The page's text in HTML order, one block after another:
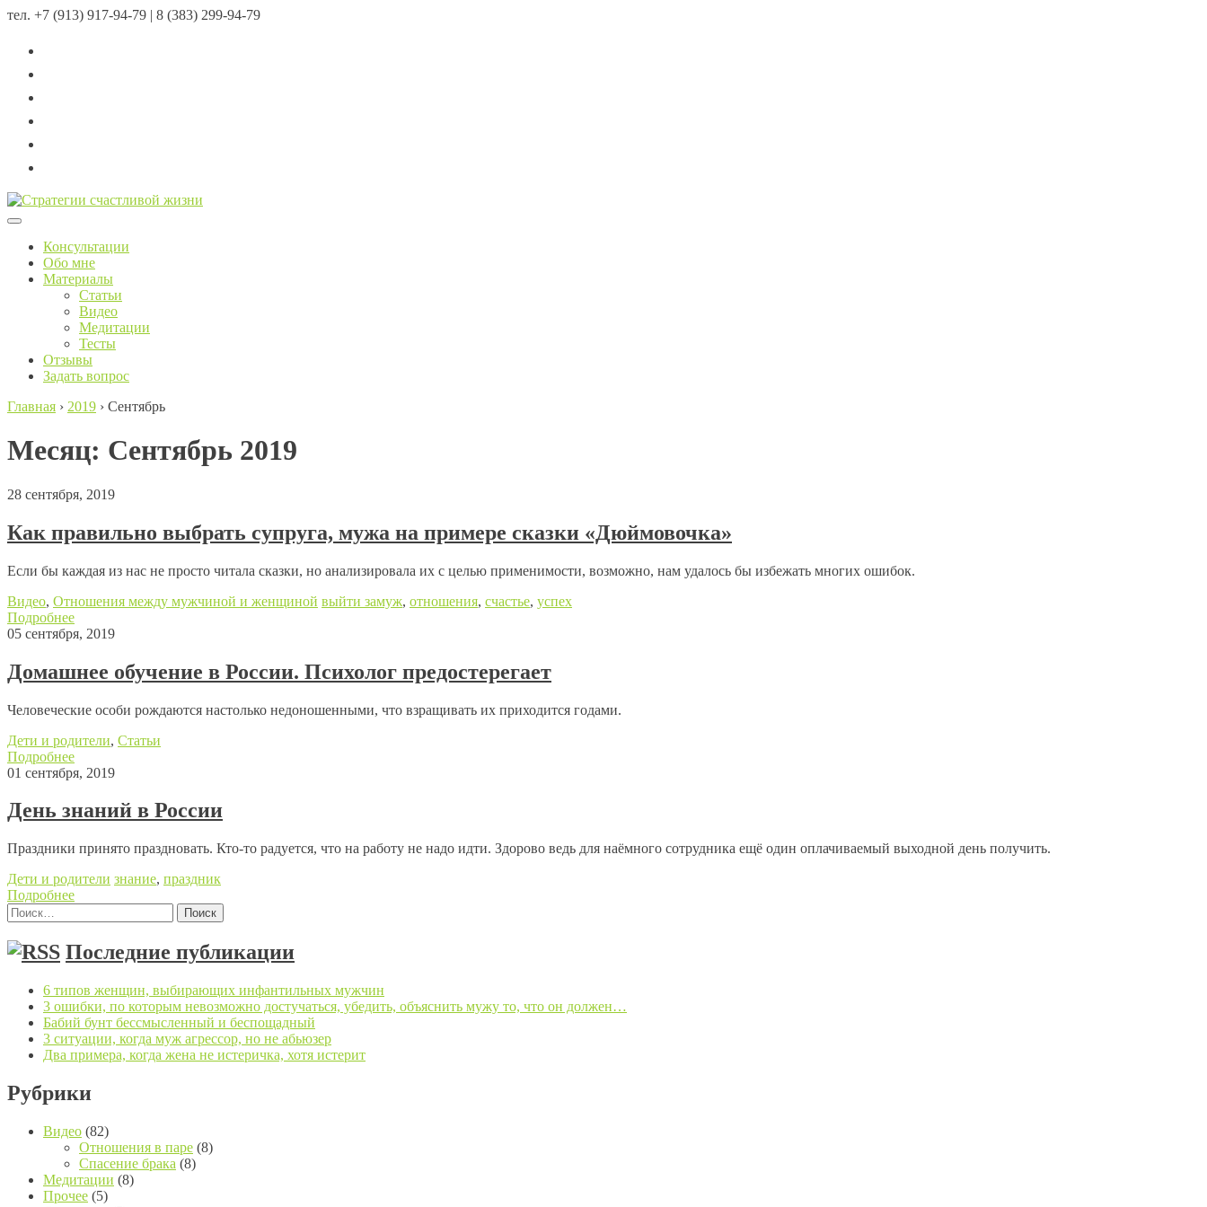
тел. +7 (913) 917-94-79 | 8 (383) 299-94-79
Menu
Консультации
Обо мне
Материалы
Статьи
Видео
Медитации
Тесты
Отзывы
Задать вопрос
Главная › 2019 › Сентябрь
Месяц: Сентябрь 2019
28 сентября, 2019
Как правильно выбрать супруга, мужа на примере сказки «Дюймовочка»
Если бы каждая из нас не просто читала сказки, но анализировала их с целью применимости, возможно, нам удалось бы избежать многих ошибок.
Видео, Отношения между мужчиной и женщиной выйти замуж, отношения, счастье, успех
Подробнее
05 сентября, 2019
Домашнее обучение в России. Психолог предостерегает
Человеческие особи рождаются настолько недоношенными, что взращивать их приходится годами.
Дети и родители, Статьи
Подробнее
01 сентября, 2019
День знаний в России
Праздники принято праздновать. Кто-то радуется, что на работу не надо идти. Здорово ведь для наёмного сотрудника ещё один оплачиваемый выходной день получить.
Дети и родители знание, праздник
Подробнее
Найти:
Последние публикации
6 типов женщин, выбирающих инфантильных мужчин
3 ошибки, по которым невозможно достучаться, убедить, объяснить мужу то, что он должен…
Бабий бунт бессмысленный и беспощадный
3 ситуации, когда муж агрессор, но не абьюзер
Два примера, когда жена не истеричка, хотя истерит
Рубрики
Видео (82)
Отношения в паре (8)
Спасение брака (8)
Медитации (8)
Прочее (5)